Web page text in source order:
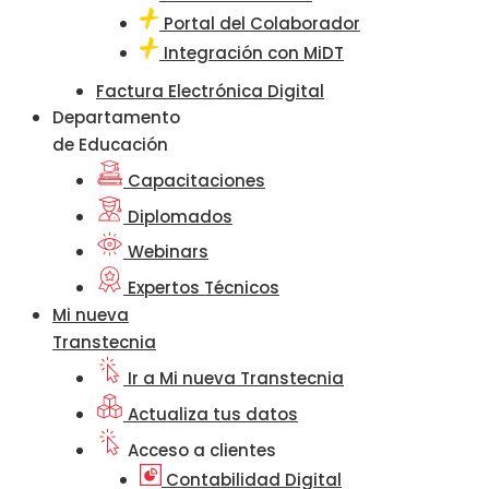
Portal del Colaborador
Integración con MiDT
Factura Electrónica Digital
Departamento
de Educación
Capacitaciones
Diplomados
Webinars
Expertos Técnicos
Mi nueva
Transtecnia
Ir a Mi nueva Transtecnia
Actualiza tus datos
Acceso a clientes
Contabilidad Digital